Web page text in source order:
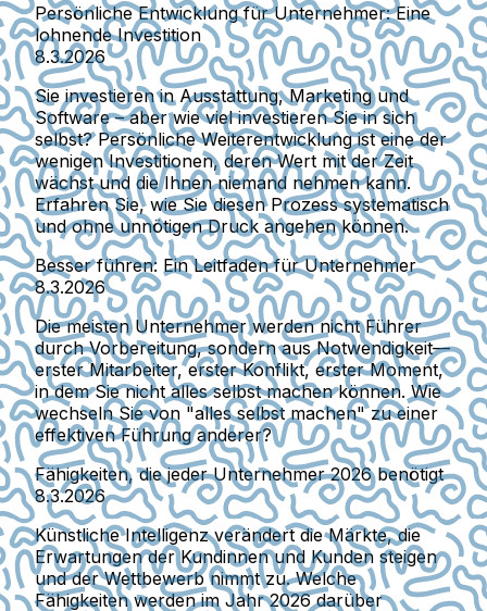
Persönliche Entwicklung für Unternehmer: Eine
lohnende Investition
8.3.2026
Sie investieren in Ausstattung, Marketing und
Software – aber wie viel investieren Sie in sich
selbst? Persönliche Weiterentwicklung ist eine der
wenigen Investitionen, deren Wert mit der Zeit
wächst und die Ihnen niemand nehmen kann.
Erfahren Sie, wie Sie diesen Prozess systematisch
und ohne unnötigen Druck angehen können.
Besser führen: Ein Leitfaden für Unternehmer
8.3.2026
Die meisten Unternehmer werden nicht Führer
durch Vorbereitung, sondern aus Notwendigkeit—
erster Mitarbeiter, erster Konflikt, erster Moment,
in dem Sie nicht alles selbst machen können. Wie
wechseln Sie von "alles selbst machen" zu einer
effektiven Führung anderer?
Fähigkeiten, die jeder Unternehmer 2026 benötigt
8.3.2026
Künstliche Intelligenz verändert die Märkte, die
Erwartungen der Kundinnen und Kunden steigen
und der Wettbewerb nimmt zu. Welche
Fähigkeiten werden im Jahr 2026 darüber